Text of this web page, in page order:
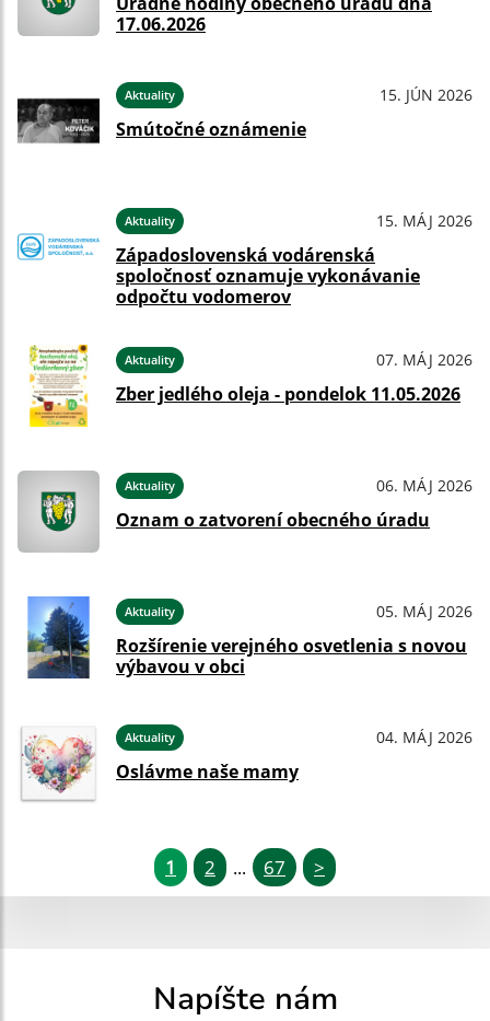
17.06.2026
Aktuality 15. JÚN 2026
Smútočné oznámenie
Aktuality 15. MÁJ 2026
Západoslovenská vodárenská
spoločnosť oznamuje vykonávanie
odpočtu vodomerov
Aktuality 07. MÁJ 2026
Zber jedlého oleja - pondelok 11.05.2026
Aktuality 06. MÁJ 2026
Oznam o zatvorení obecného úradu
Aktuality 05. MÁJ 2026
Rozšírenie verejného osvetlenia s novou
výbavou v obci
Aktuality 04. MÁJ 2026
Oslávme naše mamy
1 2 ... 67 >
Napíšte nám